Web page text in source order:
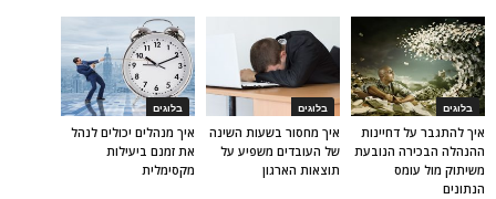
בלוגים
איך מנהלים יכולים לנהל
את זמנם ביעילות
מקסימלית
בלוגים
איך מחסור בשעות השינה
של העובדים משפיע על
תוצאות הארגון
בלוגים
איך להתגבר על דחיינות
ההנהלה הבכירה הנובעת
משיתוק מול עומס
הנתונים